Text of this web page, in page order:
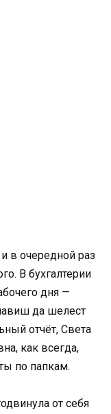
в очередной раз
В бухгалтерии
дня —
да шелест
отчёт, Света
как всегда,
по папкам.
от себя